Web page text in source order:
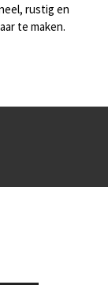
rustig en
te maken.